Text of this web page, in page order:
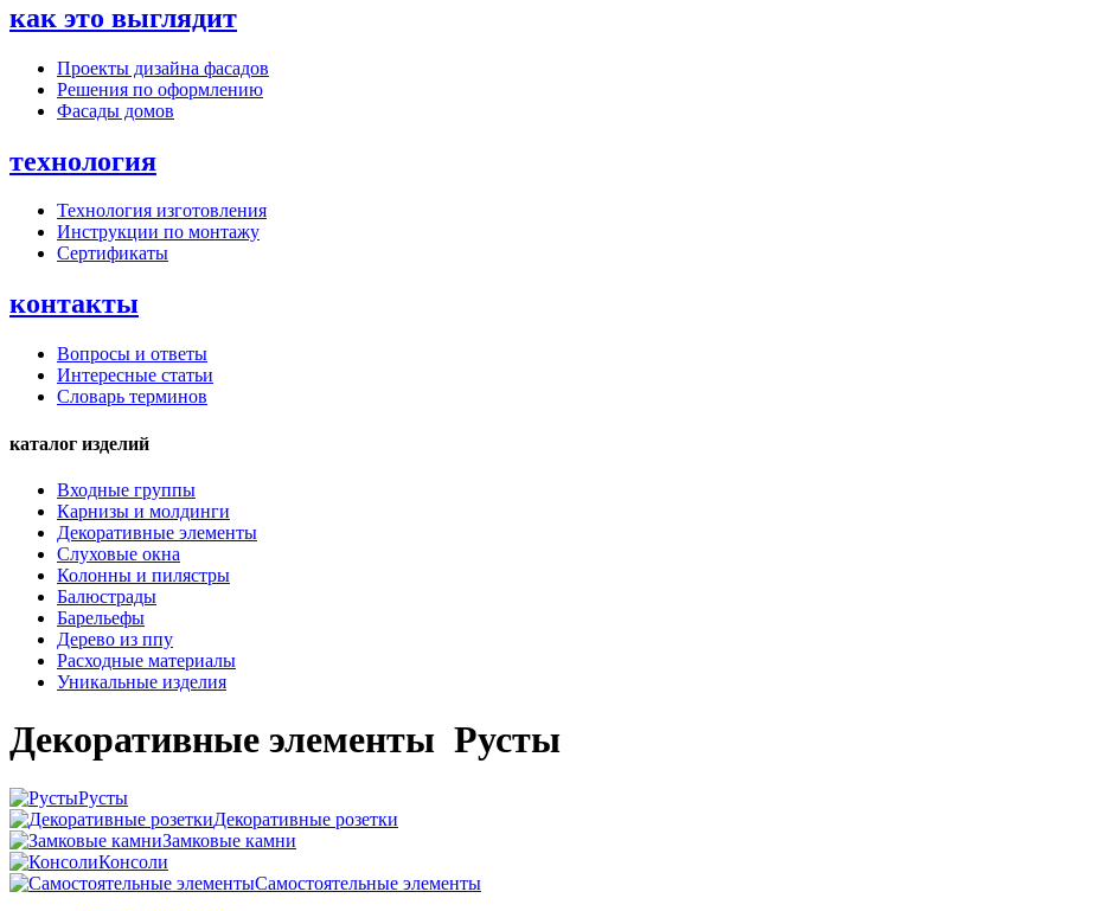
как это выглядит
Проекты дизайна фасадов
Решения по оформлению
Фасады домов
технология
Технология изготовления
Инструкции по монтажу
Сертификаты
контакты
Вопросы и ответы
Интересные статьи
Словарь терминов
каталог изделий
Входные группы
Карнизы и молдинги
Декоративные элементы
Слуховые окна
Колонны и пилястры
Балюстрады
Барельефы
Дерево из ппу
Расходные материалы
Уникальные изделия
Декоративные элементы Русты
Русты
Декоративные розетки
Замковые камни
Консоли
Самостоятельные элементы